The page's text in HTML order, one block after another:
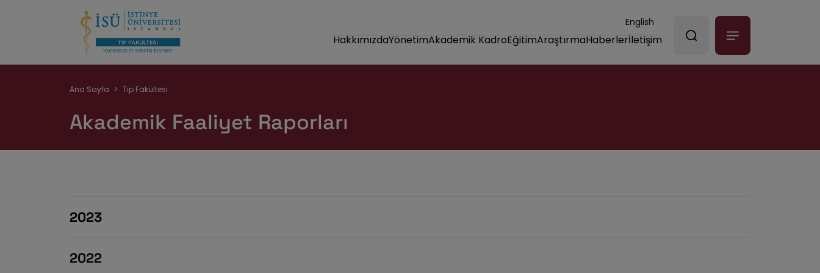
English
HakkımızdaYönetimAkademik KadroEğitimAraştırmaHaberlerİletişim
Sayfa
yolu
Ana Sayfa Tıp Fakültesi
Akademik Faaliyet Raporları
2023
2022